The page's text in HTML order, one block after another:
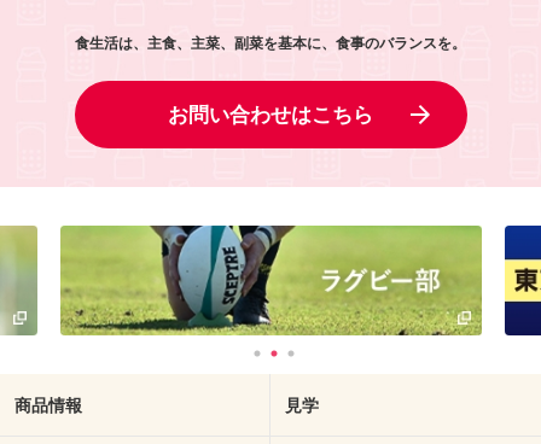
食生活は、主食、主菜、副菜を基本に、食事のバランスを。
お問い合わせはこちら
商品情報 見学